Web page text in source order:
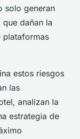
solo generan
dañan la
plataformas
estos riesgos
las
analizan la
estrategia de